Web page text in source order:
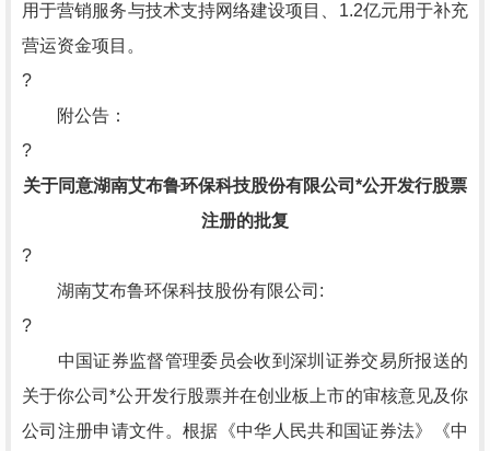
用于营销服务与技术支持网络建设项目、1.2亿元用于补充
营运资金项目。
?
附公告：
?
关于同意湖南艾布鲁环保科技股份有限公司*公开发行股票
注册的批复
?
湖南艾布鲁环保科技股份有限公司:
?
中国证券监督管理委员会收到深圳证券交易所报送的
关于你公司*公开发行股票并在创业板上市的审核意见及你
公司注册申请文件。根据《中华人民共和国证券法》《中